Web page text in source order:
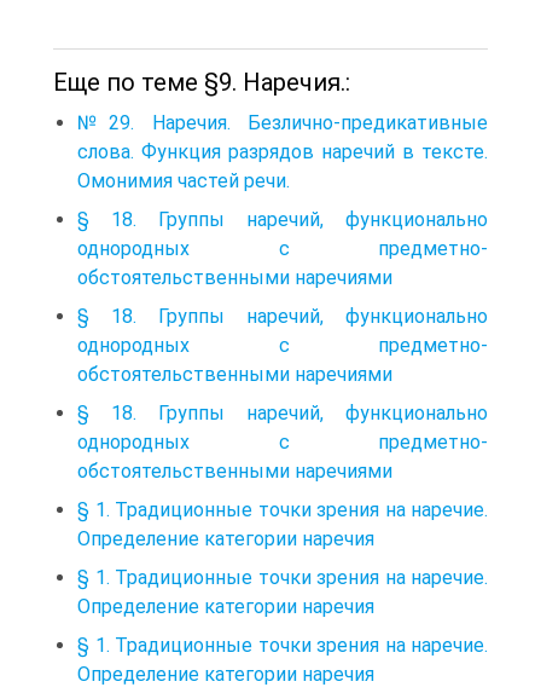
Еще по теме §9. Наречия.:
№29. Наречия. Безлично-предикативные
слова. Функция разрядов наречий в тексте.
Омонимия частей речи.
§ 18. Группы наречий, функционально
однородных с предметно-
обстоятельственными наречиями
§ 18. Группы наречий, функционально
однородных с предметно-
обстоятельственными наречиями
§ 18. Группы наречий, функционально
однородных с предметно-
обстоятельственными наречиями
§ 1. Традиционные точки зрения на наречие.
Определение категории наречия
§ 1. Традиционные точки зрения на наречие.
Определение категории наречия
§ 1. Традиционные точки зрения на наречие.
Определение категории наречия